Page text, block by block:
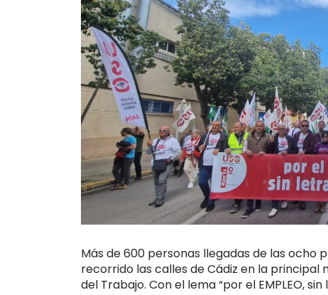
Más de 600 personas llegadas de las ocho
recorrido las calles de Cádiz en la principal
del Trabajo. Con el lema “por el EMPLEO,